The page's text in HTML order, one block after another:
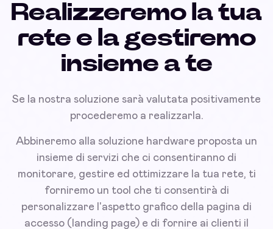
Realizzeremo la tua
rete e la gestiremo
insieme a te
Se la nostra soluzione sarà valutata positivamente
procederemo a realizzarla.
Abbineremo alla soluzione hardware proposta un
insieme di servizi che ci consentiranno di
monitorare, gestire ed ottimizzare la tua rete, ti
forniremo un tool che ti consentirà di
personalizzare l'aspetto grafico della pagina di
accesso (landing page) e di fornire ai clienti il